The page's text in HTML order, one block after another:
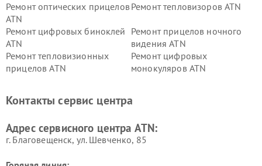
Ремонт оптических прицелов
ATN
Ремонт тепловизоров ATN
Ремонт цифровых биноклей
ATN
Ремонт прицелов ночного
видения ATN
Ремонт тепловизионных
прицелов ATN
Ремонт цифровых
монокуляров ATN
Контакты сервис центра
Адрес сервисного центра ATN:
г. Благовещенск, ул. Шевченко, 85